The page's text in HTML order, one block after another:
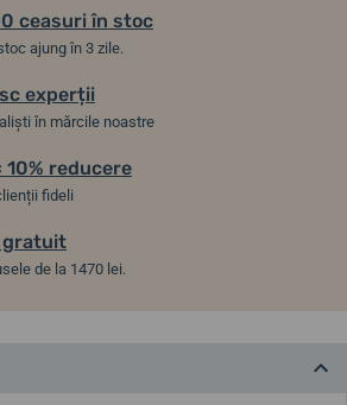
ceasuri în stoc
ajung în 3 zile.
experții
în mărcile noastre
10% reducere
fideli
gratuit
de la 1470 lei.